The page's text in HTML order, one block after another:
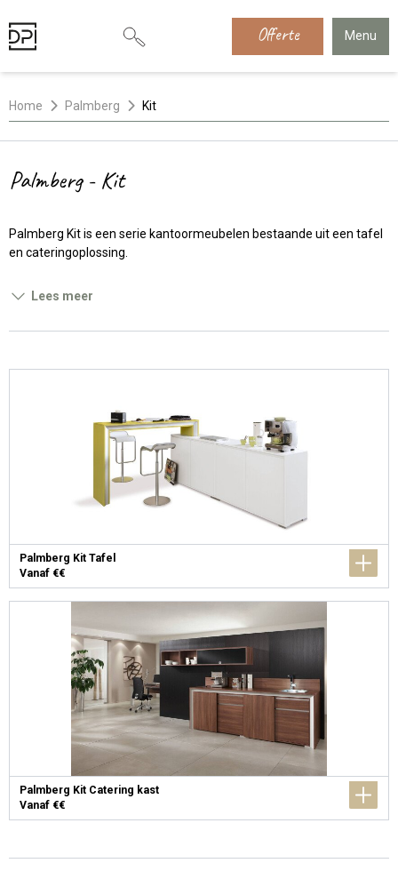
Offerte Menu
Home Palmberg Kit
Palmberg - Kit
Palmberg Kit is een serie kantoormeubelen bestaande uit een tafel
en cateringoplossing.
Lees meer
Palmberg Kit Tafel
Vanaf €€
Palmberg Kit Catering kast
Vanaf €€